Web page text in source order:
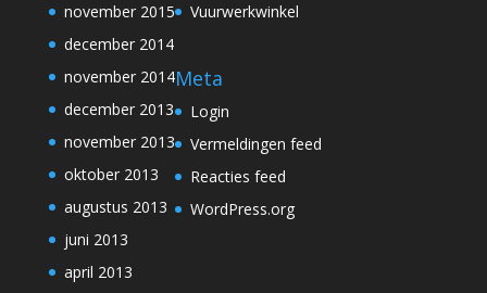
november 2015
december 2014
november 2014
december 2013
november 2013
oktober 2013
augustus 2013
juni 2013
april 2013
Vuurwerkwinkel
Meta
Login
Vermeldingen feed
Reacties feed
WordPress.org